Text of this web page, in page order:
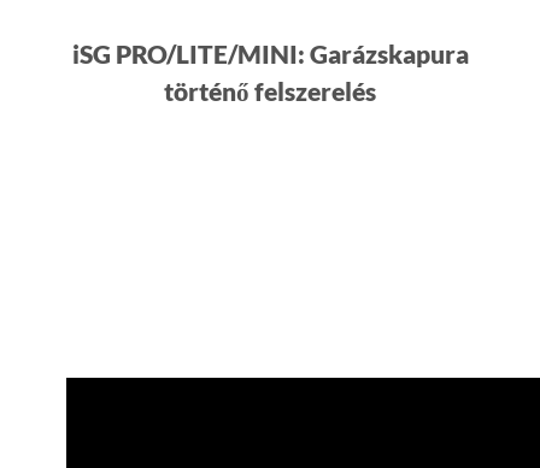
iSG PRO/LITE/MINI: Garázskapura
történő felszerelés